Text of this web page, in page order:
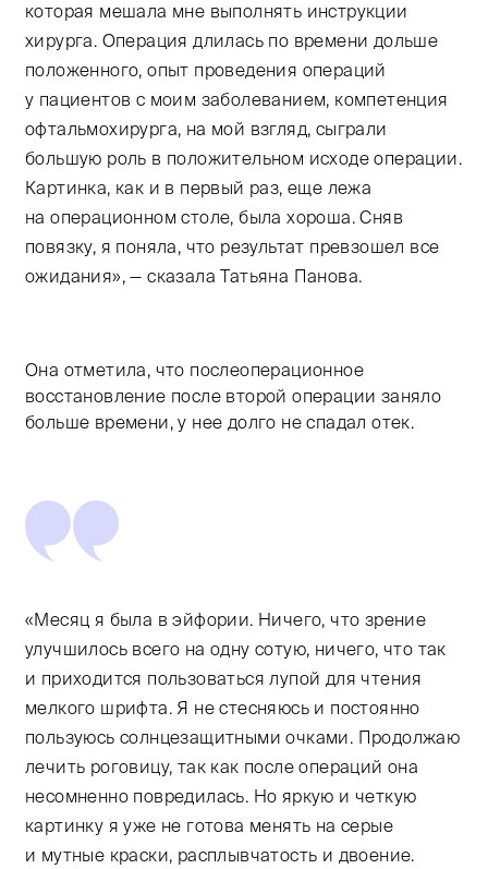
которая мешала мне выполнять инструкции
хирурга. Операция длилась по времени дольше
положенного, опыт проведения операций
у пациентов с моим заболеванием, компетенция
офтальмохирурга, на мой взгляд, сыграли
большую роль в положительном исходе операции.
Картинка, как и в первый раз, еще лежа
на операционном столе, была хороша. Сняв
повязку, я поняла, что результат превзошел все
ожидания», — сказала Татьяна Панова.
Она отметила, что послеоперационное
восстановление после второй операции заняло
больше времени, у нее долго не спадал отек.
«Месяц я была в эйфории. Ничего, что зрение
улучшилось всего на одну сотую, ничего, что так
и приходится пользоваться лупой для чтения
мелкого шрифта. Я не стесняюсь и постоянно
пользуюсь солнцезащитными очками. Продолжаю
лечить роговицу, так как после операций она
несомненно повредилась. Но яркую и четкую
картинку я уже не готова менять на серые
и мутные краски, расплывчатость и двоение.